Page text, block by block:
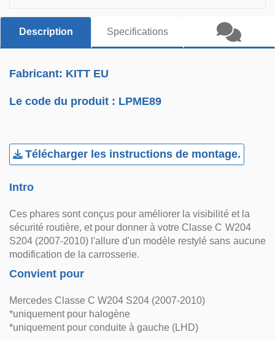
Description Specifications
Fabricant: KITT EU
Le code du produit : LPME89
Télécharger les instructions de montage.
Intro
Ces phares sont conçus pour améliorer la visibilité et la
sécurité routière, et pour donner à votre Classe C W204
S204 (2007-2010) l'allure d'un modèle restylé sans aucune
modification de la carrosserie.
Convient pour
Mercedes Classe C W204 S204 (2007-2010)
*uniquement pour halogène
*uniquement pour conduite à gauche (LHD)